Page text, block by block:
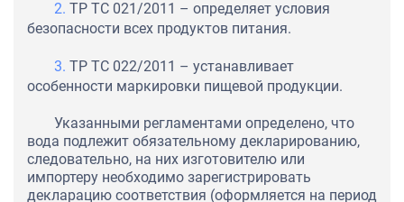
ТР ТС 021/2011 – определяет условия
безопасности всех продуктов питания.
ТР ТС 022/2011 – устанавливает
особенности маркировки пищевой продукции.
Указанными регламентами определено, что
вода подлежит обязательному декларированию,
следовательно, на них изготовителю или
импортеру необходимо зарегистрировать
декларацию соответствия (оформляется на период